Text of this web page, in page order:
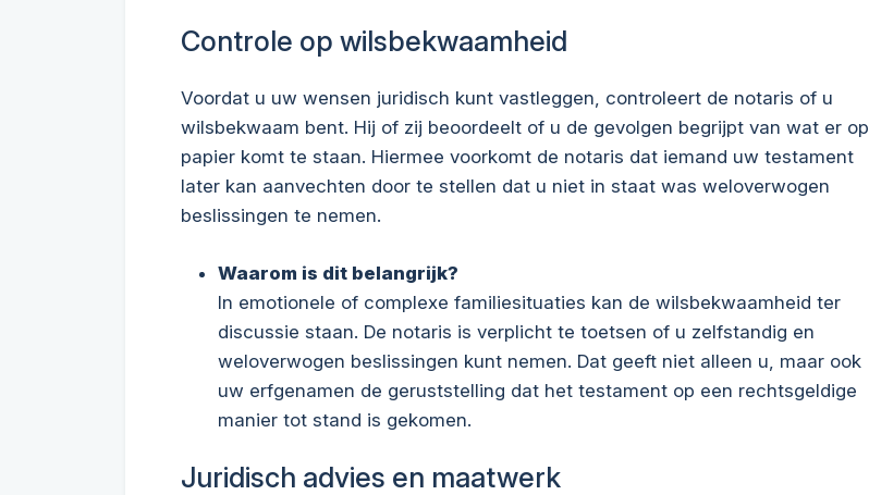
Controle op wilsbekwaamheid
Voordat u uw wensen juridisch kunt vastleggen, controleert de notaris of u
wilsbekwaam bent. Hij of zij beoordeelt of u de gevolgen begrijpt van wat er op
papier komt te staan. Hiermee voorkomt de notaris dat iemand uw testament
later kan aanvechten door te stellen dat u niet in staat was weloverwogen
beslissingen te nemen.
Waarom is dit belangrijk?
In emotionele of complexe familiesituaties kan de wilsbekwaamheid ter
discussie staan. De notaris is verplicht te toetsen of u zelfstandig en
weloverwogen beslissingen kunt nemen. Dat geeft niet alleen u, maar ook
uw erfgenamen de geruststelling dat het testament op een rechtsgeldige
manier tot stand is gekomen.
Juridisch advies en maatwerk